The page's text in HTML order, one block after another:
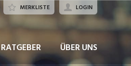
RATGEBER ÜBER UNS
MERKLISTE LOGIN
JETZT BEWERBEN